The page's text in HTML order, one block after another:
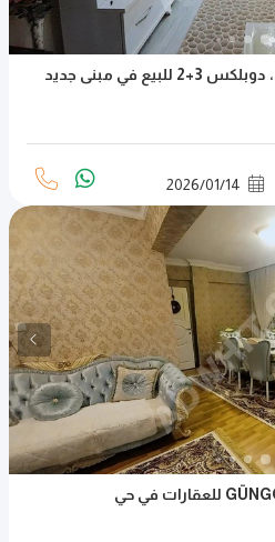
من مكتب GÜNGÖR العقاري، دوبلكس 3+2 للبيع في مبنى جديد
2026/01/14
شقة 3+1 للبيع بقرض من GÜNGÖR للعقارات في حي